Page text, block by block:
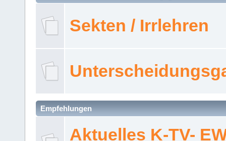
Sekten / Irrlehren
Empfehlungen
Aktuelles K-TV-